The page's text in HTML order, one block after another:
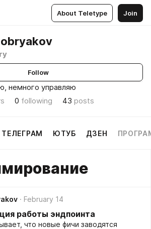
About Teletype Join
Follow
немного управляю
0 following 43 posts
ТЕЛЕГРАМ ЮТУБ ДЗЕН
February 14
работы эндпоинта
что новые фичи заводятся